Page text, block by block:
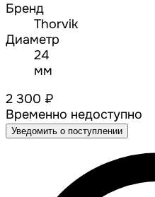
Бренд
Thorvik
Диаметр
24
мм
2 300 ₽
Временно недоступно
Уведомить о поступлении